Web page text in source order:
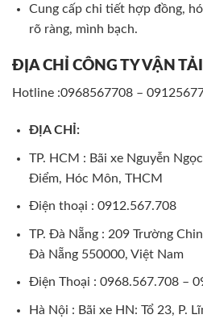
Cung cấp chi tiết hợp đồng,
rõ ràng, mình bạch.
ĐỊA CHỈ CÔNG TY VẬN
Hotline :0968567708 –
ĐỊA CHỈ:
TP. HCM : Bãi xe Nguyễn
Điểm, Hóc Môn, THCM
Điện thoại : 0912.567.708
TP. Đà Nẵng : 209 Trường
Đà Nẵng 550000, Việt Nam
Điện Thoại : 0968.567.708 –
Hà Nội : Bãi xe HN: Tổ 23, P.